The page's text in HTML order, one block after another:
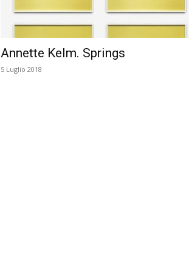
Annette Kelm. Springs
5 Luglio 2018